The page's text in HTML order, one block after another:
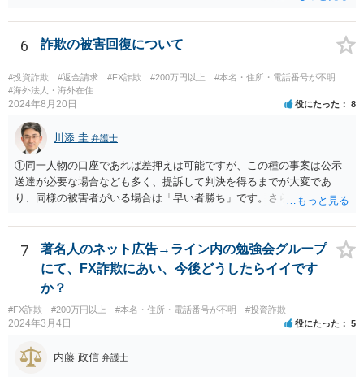
合も勝訴できるかどうか、勝訴できるとして相手が判決に従って任意
に返金するかどうかは、不確実です。 相手方が、最初からだますつも
りで多数の被害者からお金を集めていたのであれば、集められた財産
は散逸しているか費消されているか隠匿されている可能性が高いで
す。 そうなると、たとえ民事訴訟で勝訴判決を得たとしても、最終的
には相手方から満足のいく回収をすることができないという結果に終
わってしまうかもしれません。 民事訴訟で勝訴したからといって、国
が相手方の代わりにあなたに対してお金を支払ってくれるわけでもな
ければ、国が自動的・強制的に相手方の資産を見つけ出して、召し上
げてあなたに渡してくれるわけでもありません。 ＞また私１人で弁護
士さんに依頼し返金してもらえることになった場合は他の被害者と分
配になるのでしょうか？ 当然にはそうはなりません。 あなた１人が弁
と分配する義務はありません。
6 詐欺の被害回復について
#投資詐欺 #返金請求 #FX詐欺 #200万円以上
#本名・住所・電話番号が不明
#海外法人・海外在住
2024年8月20日 役にたった 8
川添 圭 弁護士
①同一人物の口座であれば差押えは可能ですが、この種の事案は公示
送達が必要な場合なども多く、提訴して判決を得るまでが大変であ
り、同様の被害者がいる場合は「早い者勝ち」です。さらに詳しい事
れます。 ②わかりません。その法人が特定できるかどうかが問題で
す。調査が必要ですので、弁護士へ相談した方がよいと思います。
7
著名人のネット広告→ライン内の勉強会グループ
にて、FX詐欺にあい、今後どうしたらイイです
か？
#FX詐欺 #200万円以上 #本名・住所・電話番号が不明 #投資詐欺
2024年3月4日 役にたった 5
内藤 政信 弁護士